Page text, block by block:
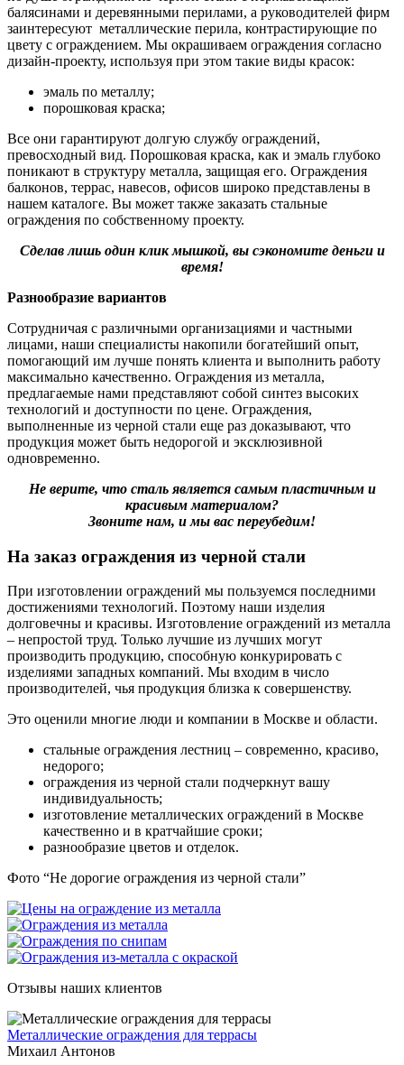
балясинами и деревянными перилами, а руководителей фирм
заинтересуют металлические перила, контрастирующие по
цвету с ограждением. Мы окрашиваем ограждения согласно
дизайн-проекту, используя при этом такие виды красок:
эмаль по металлу;
порошковая краска;
Все они гарантируют долгую службу ограждений,
превосходный вид. Порошковая краска, как и эмаль глубоко
поникают в структуру металла, защищая его. Ограждения
балконов, террас, навесов, офисов широко представлены в
нашем каталоге. Вы может также заказать стальные
ограждения по собственному проекту.
Сделав лишь один клик мышкой, вы сэкономите деньги и
время!
Разнообразие вариантов
Сотрудничая с различными организациями и частными
лицами, наши специалисты накопили богатейший опыт,
помогающий им лучше понять клиента и выполнить работу
максимально качественно. Ограждения из металла,
предлагаемые нами представляют собой синтез высоких
технологий и доступности по цене. Ограждения,
выполненные из черной стали еще раз доказывают, что
продукция может быть недорогой и эксклюзивной
одновременно.
Не верите, что сталь является самым пластичным и
красивым материалом?
Звоните нам, и мы вас переубедим!
На заказ ограждения из черной стали
При изготовлении ограждений мы пользуемся последними
достижениями технологий. Поэтому наши изделия
долговечны и красивы. Изготовление ограждений из металла
– непростой труд. Только лучшие из лучших могут
производить продукцию, способную конкурировать с
изделиями западных компаний. Мы входим в число
производителей, чья продукция близка к совершенству.
Это оценили многие люди и компании в Москве и области.
стальные ограждения лестниц – современно, красиво,
недорого;
ограждения из черной стали подчеркнут вашу
индивидуальность;
изготовление металлических ограждений в Москве
качественно и в кратчайшие сроки;
разнообразие цветов и отделок.
Фото “Не дорогие ограждения из черной стали”
Отзывы наших клиентов
Металлические ограждения для террасы
Михаил Антонов